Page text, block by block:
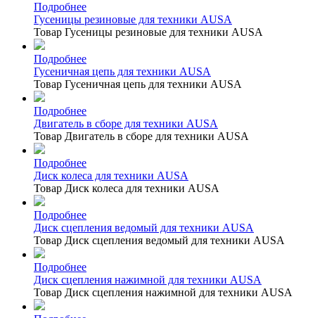
Подробнее
Гусеницы резиновые для техники AUSA
Товар Гусеницы резиновые для техники AUSA
Подробнее
Гусеничная цепь для техники AUSA
Товар Гусеничная цепь для техники AUSA
Подробнее
Двигатель в сборе для техники AUSA
Товар Двигатель в сборе для техники AUSA
Подробнее
Диск колеса для техники AUSA
Товар Диск колеса для техники AUSA
Подробнее
Диск сцепления ведомый для техники AUSA
Товар Диск сцепления ведомый для техники AUSA
Подробнее
Диск сцепления нажимной для техники AUSA
Товар Диск сцепления нажимной для техники AUSA